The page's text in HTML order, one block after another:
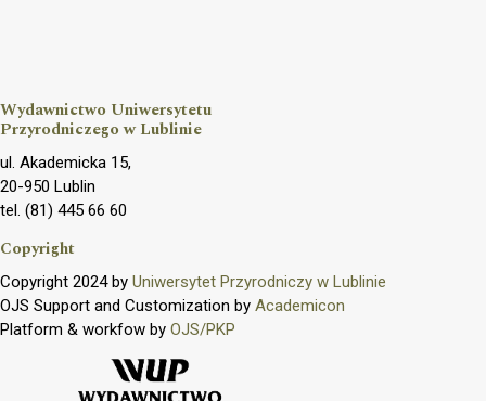
Wydawnictwo Uniwersytetu
Przyrodniczego w Lublinie
ul. Akademicka 15,
20-950 Lublin
tel. (81) 445 66 60
Copyright
Copyright 2024 by Uniwersytet Przyrodniczy w Lublinie
OJS Support and Customization by Academicon
Platform & workfow by OJS/PKP